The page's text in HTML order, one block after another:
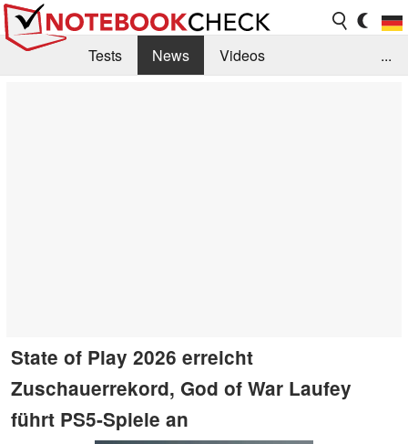
Tests News
Videos
...
State of Play 2026 erreicht
Zuschauerrekord, God of War Laufey
führt PS5-Spiele an